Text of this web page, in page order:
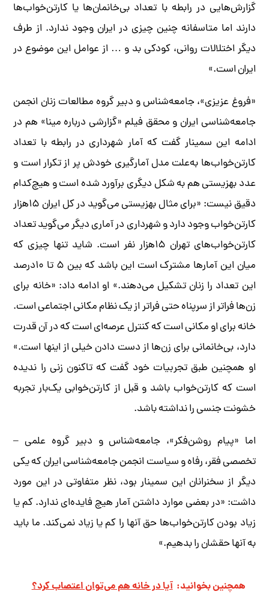
گزارش‌هایی در رابطه با تعداد بی‌خانمان‌ها یا کارتن‌خواب‌ها
دارند اما متاسفانه چنین چیزی در ایران وجود ندارد. از طرف
دیگر اختلالات روانی، کودکی بد و … از عوامل این موضوع در
ایران است.»
«فروغ عزیزی»، جامعه‌شناس و دبیر گروه مطالعات زنان انجمن
جامعه‌شناسی ایران و محقق فیلم «گزارشی درباره مینا» هم در
ادامه این سمینار گفت که آمار شهرداری در رابطه با تعداد
کارتن‌خواب‌ها به‌علت مدل آمارگیری خودش پر از تکرار است و
عدد بهزیستی هم به شکل دیگری برآورد شده است و هیچ‌کدام
دقیق نیست: «برای مثال بهزیستی می‌گوید در کل ایران ۱۵‌هزار
کارتن‌خواب وجود دارد و شهرداری در آماری دیگر می‌گوید تعداد
کارتن‌خواب‌های تهران ۱۵‌هزار نفر است. شاید تنها چیزی که
میان این آمار‌ها مشترک است این باشد که بین ۵ تا ۱۰‌درصد
این تعداد را زنان تشکیل می‌دهند.» او ادامه داد: «خانه برای
زن‌ها فراتر از سرپناه حتی فراتر از یک نظام مکانی اجتماعی است.
خانه برای او مکانی است که کنترل عرصه‌ای است که در آن قدرت
دارد، بی‌خانمانی برای زن‌ها از دست دادن خیلی از اینها است.»
او همچنین طبق تجربیات خود گفت که تاکنون زنی را ندیده
است که کارتن‌خواب باشد و قبل از کارتن‌خوابی یک‌بار تجربه
خشونت جنسی را نداشته باشد.
اما «پیام روشن‌فکر»، جامعه‌شناس و دبیر گروه علمی –
تخصصی فقر، رفاه و سیاست انجمن جامعه‌شناسی ایران که یکی
دیگر از سخنرانان این سمینار بود، نظر متفاوتی در این مورد
داشت: «در بعضی موارد داشتن آمار هیچ فایده‌ای ندارد. کم یا
زیاد بودن کارتن‌خواب‌ها حق آنها را کم یا زیاد نمی‌کند. ما باید
به آنها حقشان را بدهیم.»
همچنین بخوانید: آیا در خانه هم می‌توان اعتصاب کرد؟